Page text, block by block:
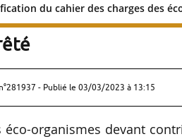
du cahier des charges des
du cahier
- Publié le 03/03/2023 à 13:15
éco-organismes devant